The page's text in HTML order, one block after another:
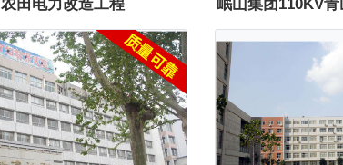
农田电力改造工程 岷山集团110KV